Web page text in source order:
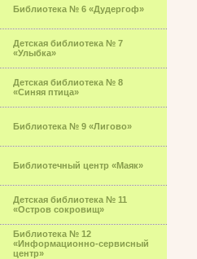
Библиотека № 6 «Дудергоф»
Детская библиотека № 7
«Улыбка»
Детская библиотека № 8
«Синяя птица»
Библиотека № 9 «Лигово»
Библиотечный центр «Маяк»
Детская библиотека № 11
«Остров сокровищ»
Библиотека № 12
«Информационно-сервисный
центр»